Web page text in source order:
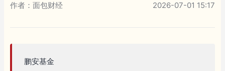
作者：面包财经 2026-07-01 15:17
鹏安基金